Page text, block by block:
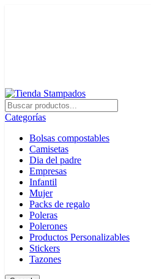
Categorías
Bolsas compostables
Camisetas
Dia del padre
Empresas
Infantil
Mujer
Packs de regalo
Poleras
Polerones
Productos Personalizables
Stickers
Tazones